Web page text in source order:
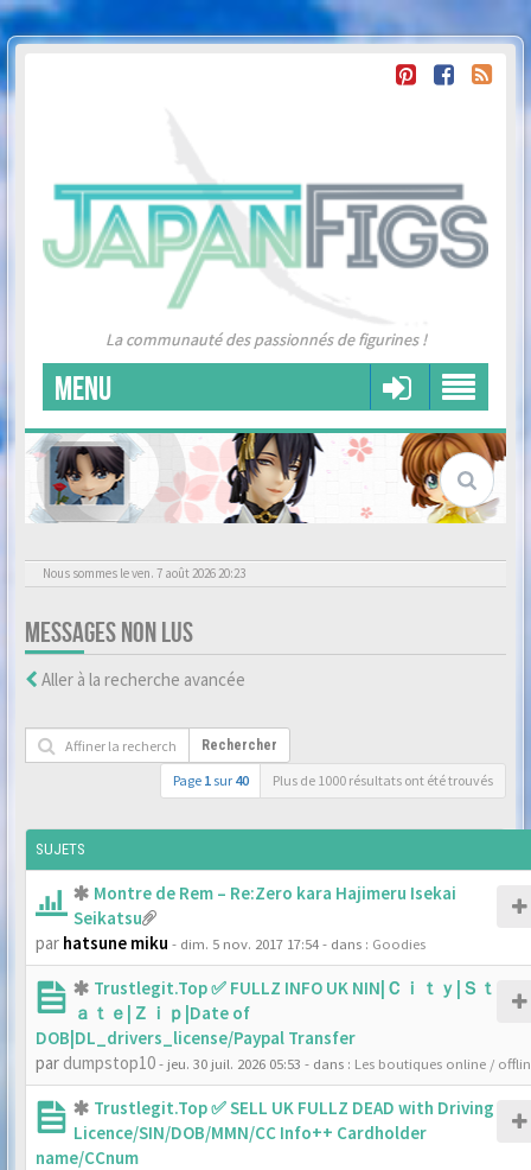
La communauté des passionnés de figurines !
MENU
Nous sommes le ven. 7 août 2026 20:23
MESSAGES NON LUS
Aller à la recherche avancée
Rechercher
Page 1 sur 40 Plus de 1000 résultats ont été trouvés
SUJETS
Montre de Rem – Re:Zero kara Hajimeru Isekai
Seikatsu
par hatsune miku - dim. 5 nov. 2017 17:54- dans : Goodies
Trustlegit.Top ✅ FULLZ INFO UK NIN|Ｃｉｔｙ|Ｓｔ
ａｔｅ|Ｚｉｐ|Date of
DOB|DL_drivers_license/Paypal Transfer
par dumpstop10- jeu. 30 juil. 2026 05:53 - dans : Les boutiques online /
Trustlegit.Top ✅ SELL UK FULLZ DEAD with Driving
Licence/SIN/DOB/MMN/CC Info++ Cardholder
name/CCnum